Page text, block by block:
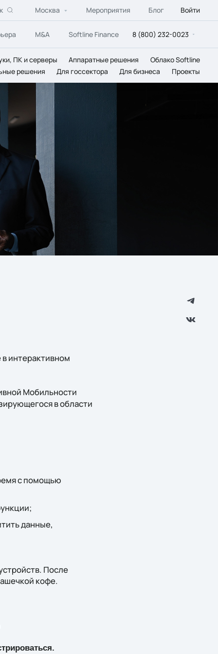
Москва Мероприятия Блог Войти
M&A Softline Finance 8 (800) 232-0023
ПК и серверы Аппаратные решения
Облако Softline
решения Для госсектора Для бизнеса Проекты
интерактивном
Мобильности
в области
с помощью
данные,
После
кофе.